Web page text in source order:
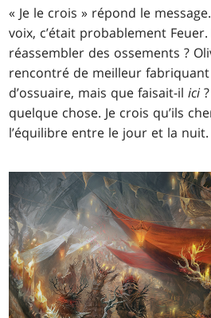
« Je le crois » répond le
voix, c’était probablement
réassembler des ossements ?
rencontré de meilleur
d’ossuaire, mais que faisait-ilici
quelque chose. Je crois qu’ils
l’équilibre entre le jour et la nuit.